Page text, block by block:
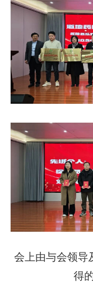
会上由与会领导
得